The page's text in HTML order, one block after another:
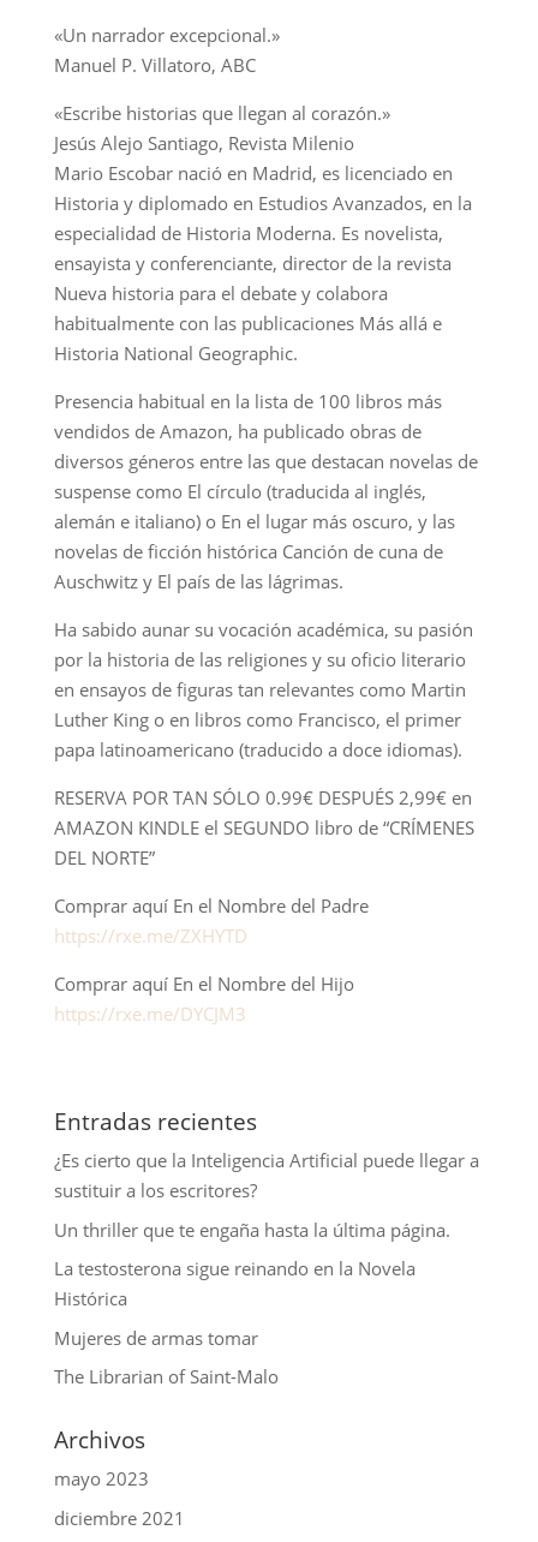
«Un narrador excepcional.»
Manuel P. Villatoro, ABC
«Escribe historias que llegan al corazón.»
Jesús Alejo Santiago, Revista Milenio
Mario Escobar nació en Madrid, es licenciado en
Historia y diplomado en Estudios Avanzados, en la
especialidad de Historia Moderna. Es novelista,
ensayista y conferenciante, director de la revista
Nueva historia para el debate y colabora
habitualmente con las publicaciones Más allá e
Historia National Geographic.
Presencia habitual en la lista de 100 libros más
vendidos de Amazon, ha publicado obras de
diversos géneros entre las que destacan novelas de
suspense como El círculo (traducida al inglés,
alemán e italiano) o En el lugar más oscuro, y las
novelas de ficción histórica Canción de cuna de
Auschwitz y El país de las lágrimas.
Ha sabido aunar su vocación académica, su pasión
por la historia de las religiones y su oficio literario
en ensayos de figuras tan relevantes como Martin
Luther King o en libros como Francisco, el primer
papa latinoamericano (traducido a doce idiomas).
RESERVA POR TAN SÓLO 0.99€ DESPUÉS 2,99€ en
AMAZON KINDLE el SEGUNDO libro de “CRÍMENES
DEL NORTE”
Comprar aquí En el Nombre del Padre
https://rxe.me/ZXHYTD
Comprar aquí En el Nombre del Hijo
https://rxe.me/DYCJM3
Entradas recientes
¿Es cierto que la Inteligencia Artificial puede llegar a
sustituir a los escritores?
Un thriller que te engaña hasta la última página.
La testosterona sigue reinando en la Novela
Histórica
Mujeres de armas tomar
The Librarian of Saint-Malo
Archivos
mayo 2023
diciembre 2021